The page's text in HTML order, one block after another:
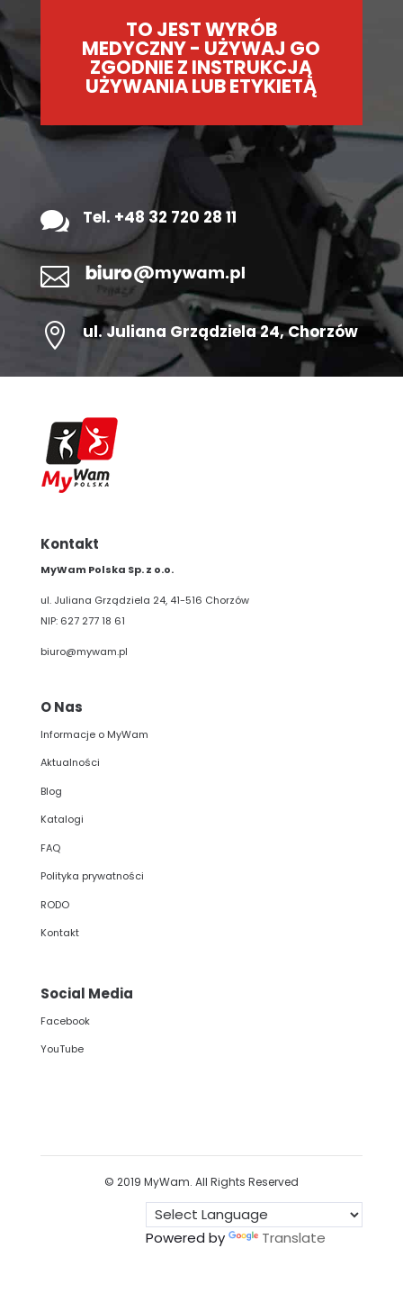
TO JEST WYRÓB
MEDYCZNY - UŻYWAJ GO
ZGODNIE Z INSTRUKCJĄ
UŻYWANIA LUB ETYKIETĄ
 Tel. +48 32 720 28 11

 ul.Juliana Grządziela 24, Chorzów
Kontakt
MyWam Polska Sp. z o.o.
ul. Juliana Grządziela 24, 41-516 Chorzów
NIP: 627 277 18 61
biuro@mywam.pl
O Nas
Informacje o MyWam
Aktualności
Blog
Katalogi
FAQ
Polityka prywatności
RODO
Kontakt
Social Media
Facebook
YouTube
© 2019 MyWam. All Rights Reserved
Powered by Translate